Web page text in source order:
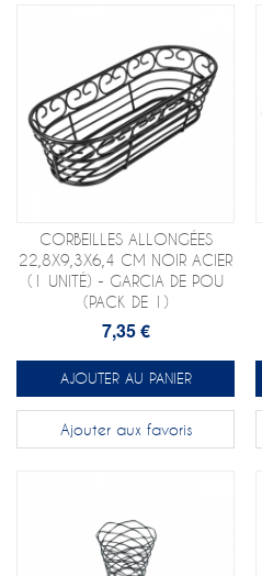
CORBEILLES ALLONGÉES
22,8X9,3X6,4 CM NOIR ACIER
(1 UNITÉ) - GARCIA DE POU
(PACK DE 1)
7,35 €
AJOUTER AU PANIER
Ajouter aux favoris